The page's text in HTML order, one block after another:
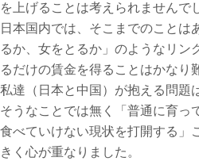
を上げることは考えられませんで
日本国内では、そこまでのことは
るか、女をとるか」のようなリン
るだけの賃金を得ることはかなり
私達（日本と中国）が抱える問題
そうなことでは無く「普通に育っ
食べていけない現状を打開する」
きく心が重なりました。